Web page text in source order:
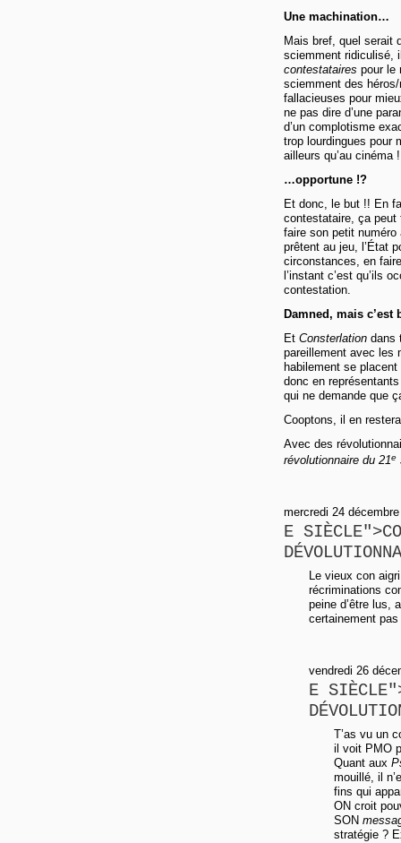
Une machination…
Mais bref, quel serait
sciemment ridiculisé,
contestataires pour le
sciemment des
fallacieuses pour
ne pas dire d’une
d’un complotisme
trop lourdingues pour
ailleurs qu’au cinéma
…opportune !?
Et donc, le but !! En
contestataire, ça
faire son petit
prêtent au jeu, l’État
circonstances, en
l’instant c’est qu’ils
contestation.
Damned, mais c’est
Et Consterlation dans
pareillement avec les
habilement se placent
donc en
qui ne demande que
Cooptons, il en
Avec des
révolutionnaire du 21e
mercredi 24
E
Le vieux con
récriminations
peine d’être lus,
certainement
vendredi 26
E
T’as vu un
il voit PMO
Quant aux
mouillé, il
fins qui
ON croit
SON
stratégie ?